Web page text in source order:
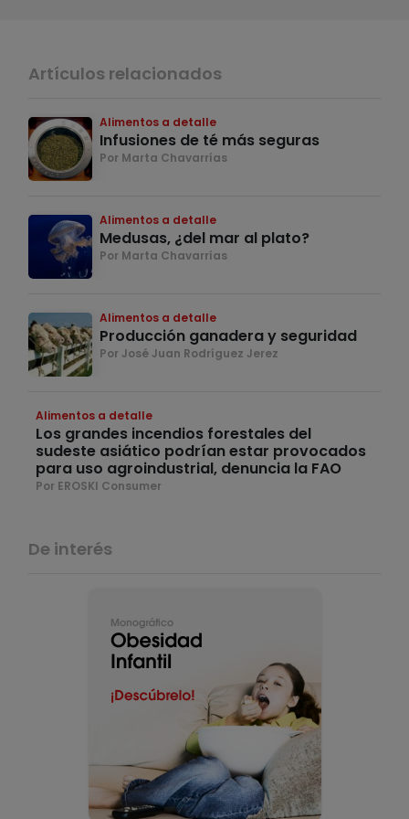
Artículos relacionados
Alimentos a detalle
Infusiones de té más seguras
Por Marta Chavarrías
Alimentos a detalle
Medusas, ¿del mar al plato?
Por Marta Chavarrías
Alimentos a detalle
Producción ganadera y seguridad
Por José Juan Rodríguez Jerez
Alimentos a detalle
Los grandes incendios forestales del
sudeste asiático podrían estar provocados
para uso agroindustrial, denuncia la FAO
Por EROSKI Consumer
De interés